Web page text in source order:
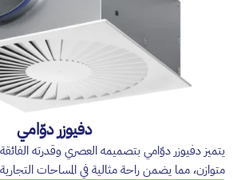
دفيوزر دوّامي
يتميز دفيوزر دوّامي بتصميمه العصري وقدرته
متوازن، مما يضمن راحة مثالية في المساحات